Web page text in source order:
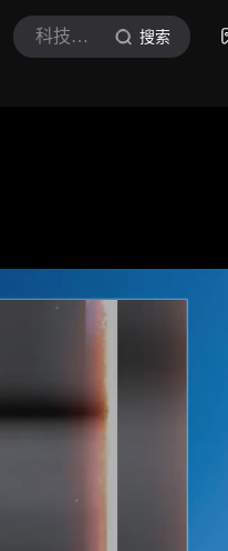
科技猩球说 搜索